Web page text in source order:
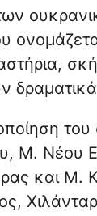
δραματικά
Μ. Νέου
και Μ.